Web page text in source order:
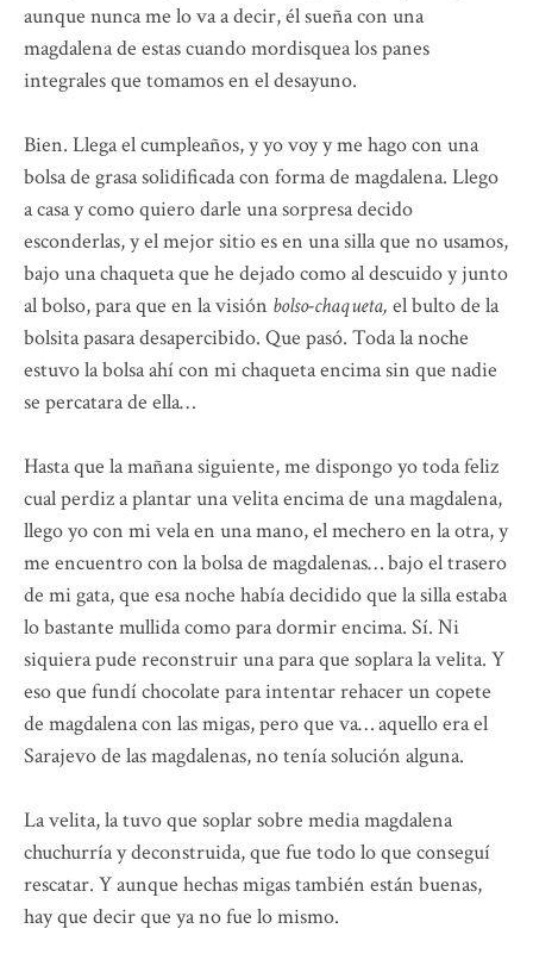
aunque nunca me lo va a decir, él sueña con una
magdalena de estas cuando mordisquea los panes
integrales que tomamos en el desayuno.
Bien. Llega el cumpleaños, y yo voy y me hago con una
bolsa de grasa solidificada con forma de magdalena. Llego
a casa y como quiero darle una sorpresa decido
esconderlas, y el mejor sitio es en una silla que no usamos,
bajo una chaqueta que he dejado como al descuido y junto
al bolso, para que en la visión bolso-chaqueta, el bulto de la
bolsita pasara desapercibido. Que pasó. Toda la noche
estuvo la bolsa ahí con mi chaqueta encima sin que nadie
se percatara de ella…
Hasta que la mañana siguiente, me dispongo yo toda feliz
cual perdiz a plantar una velita encima de una magdalena,
llego yo con mi vela en una mano, el mechero en la otra, y
me encuentro con la bolsa de magdalenas… bajo el trasero
de mi gata, que esa noche había decidido que la silla estaba
lo bastante mullida como para dormir encima. Sí. Ni
siquiera pude reconstruir una para que soplara la velita. Y
eso que fundí chocolate para intentar rehacer un copete
de magdalena con las migas, pero que va… aquello era el
Sarajevo de las magdalenas, no tenía solución alguna.
La velita, la tuvo que soplar sobre media magdalena
chuchurría y deconstruida, que fue todo lo que conseguí
rescatar. Y aunque hechas migas también están buenas,
hay que decir que ya no fue lo mismo.